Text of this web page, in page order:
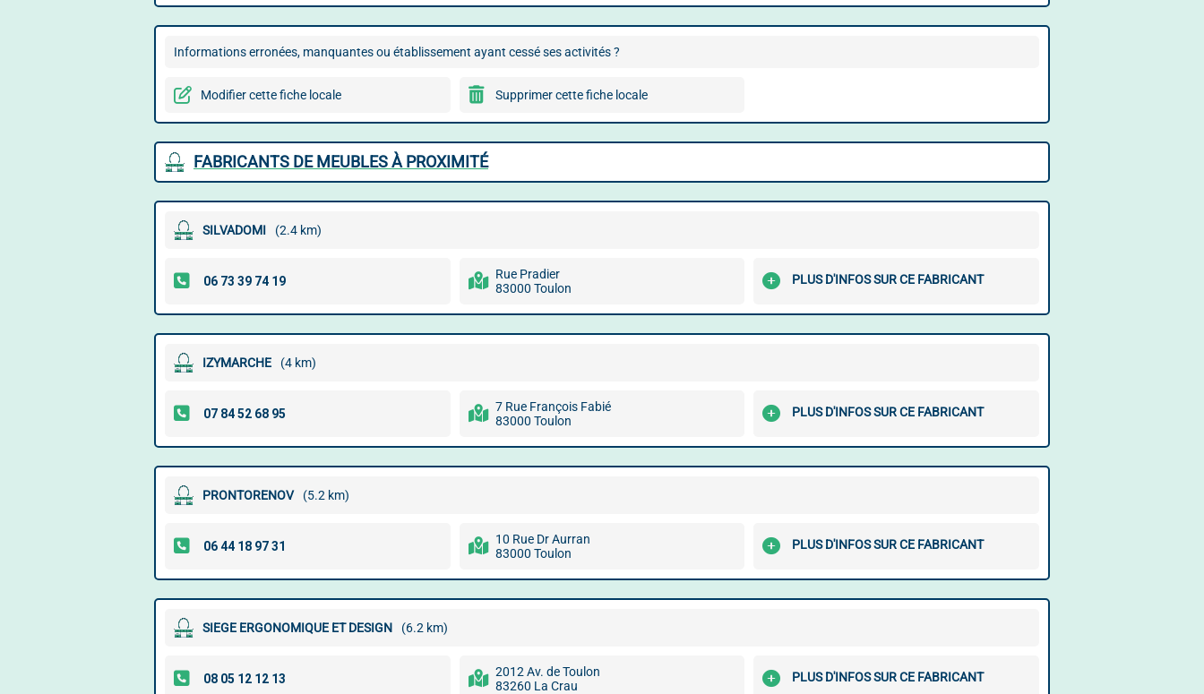
Informations erronées, manquantes ou établissement ayant cessé ses activités ?
Modifier cette fiche locale Supprimer cette fiche locale
FABRICANTS DE MEUBLES À PROXIMITÉ
SILVADOMI (2.4 km)
Rue Pradier
83000 Toulon
PLUS D'INFOS SUR CE FABRICANT
IZYMARCHE (4 km)
7 Rue François Fabié
83000 Toulon
PLUS D'INFOS SUR CE FABRICANT
PRONTORENOV (5.2 km)
10 Rue Dr Aurran
83000 Toulon
PLUS D'INFOS SUR CE FABRICANT
SIEGE ERGONOMIQUE ET DESIGN (6.2 km)
2012 Av. de Toulon
83260 La Crau
PLUS D'INFOS SUR CE FABRICANT